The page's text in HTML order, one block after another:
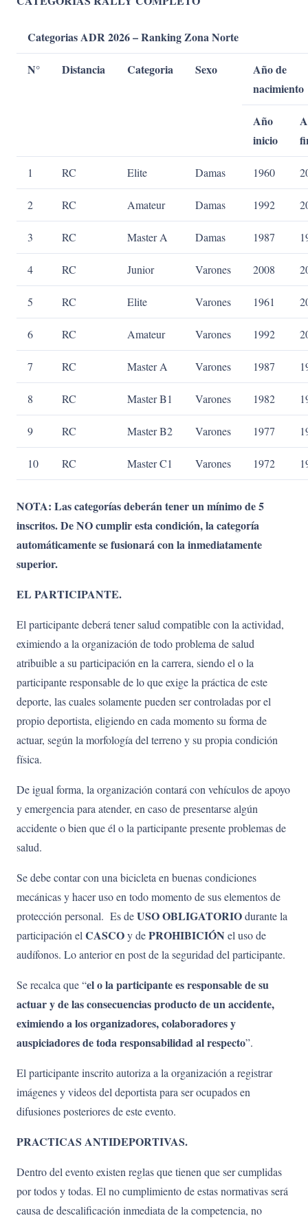
Categorias ADR 2026 – Ranking Zona Norte
N° Distancia Categoria Sexo
Año de
nacimiento
Año
inicio
1 RC Elite Damas 1960
2 RC Amateur Damas 1992
3 RC Master A Damas 1987
4 RC Junior Varones 2008
5 RC Elite Varones 1961
6 RC Amateur Varones 1992
7 RC Master A Varones 1987
8 RC Master B1 Varones 1982
9 RC Master B2 Varones 1977
10 RC Master C1 Varones 1972
NOTA: Las categorías deberán tener un mínimo de 5
inscritos. De NO cumplir esta condición, la categoría
automáticamente se fusionará con la inmediatamente
superior.
EL PARTICIPANTE.
El participante deberá tener salud compatible con la actividad,
eximiendo a la organización de todo problema de salud
atribuible a su participación en la carrera, siendo el o la
participante responsable de lo que exige la práctica de este
deporte, las cuales solamente pueden ser controladas por el
propio deportista, eligiendo en cada momento su forma de
actuar, según la morfología del terreno y su propia condición
física.
De igual forma, la organización contará con vehículos de apoyo
y emergencia para atender, en caso de presentarse algún
accidente o bien que él o la participante presente problemas de
salud.
Se debe contar con una bicicleta en buenas condiciones
mecánicas y hacer uso en todo momento de sus elementos de
protección personal. Es deUSOOBLIGATORIOdurante la
participación el CASCOy dePROHIBICIÓN el uso de
audífonos. Lo anterior en post de la seguridad del participante.
Se recalca que “el o la participante es responsable de su
actuar y de las consecuencias producto de un accidente,
eximiendo a los organizadores, colaboradores y
auspiciadores de toda responsabilidad al respecto”.
El participante inscrito autoriza a la organización a registrar
imágenes y videos del deportista para ser ocupados en
difusiones posteriores de este evento.
PRACTICAS ANTIDEPORTIVAS.
Dentro del evento existen reglas que tienen que ser cumplidas
por todos y todas. El no cumplimiento de estas normativas será
causa de descalificación inmediata de la competencia, no